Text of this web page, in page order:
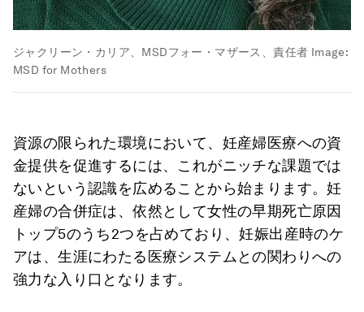
ジャクリーン・カリア、MSDフォー・マザース、責任者 Image:
MSD for Mothers
資源の限られた環境において、妊産婦医療への資
金提供を促進するには、これがニッチな課題では
ないという認識を広めることから始まります。妊
産婦の合併症は、依然として女性の早期死亡原因
トップ5のうち2つを占めており、妊娠出産時のケ
アは、生涯にわたる医療システムとの関わりへの
強力な入り口となります。